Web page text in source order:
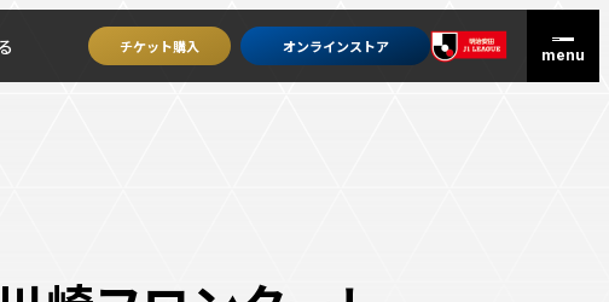
チケット購入 オンラインストア